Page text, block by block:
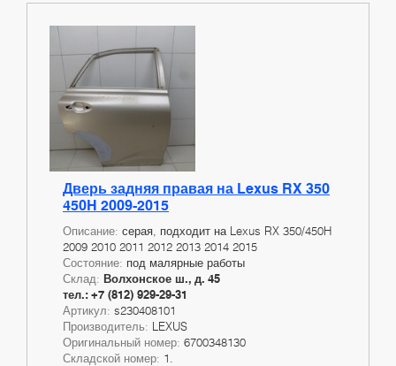
Дверь задняя правая на Lexus RX 350
450H 2009-2015
Описание: серая, подходит на Lexus RX 350/450H
2009 2010 2011 2012 2013 2014 2015
Состояние: под малярные работы
Склад: Волхонское ш., д. 45
тел.: +7 (812) 929-29-31
Артикул: s230408101
Производитель: LEXUS
Оригинальный номер: 6700348130
Складской номер: 1.